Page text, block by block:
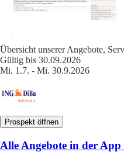
Übersicht unserer Angebote,
Gültig bis 30.09.2026
Mi. 1.7. - Mi. 30.9.2026
Prospekt öffnen
Alle Angebote in der App